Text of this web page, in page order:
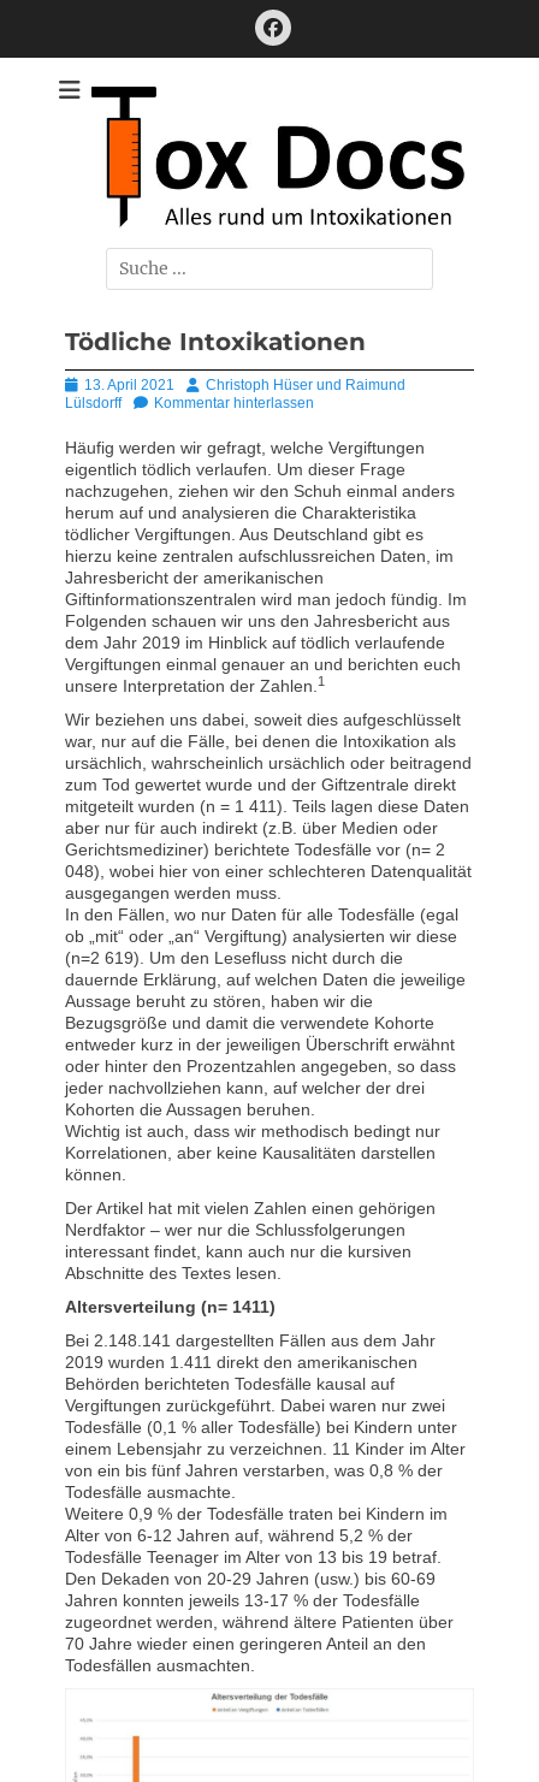
Facebook
Alles rund um Intoxikationen
Suchen
nach:
Tödliche Intoxikationen
Posted
on
13. April 2021 AutorChristoph Hüser und Raimund
Lülsdorff
Kommentar hinterlassen
Häufig werden wir gefragt, welche Vergiftungen
eigentlich tödlich verlaufen. Um dieser Frage
nachzugehen, ziehen wir den Schuh einmal anders
herum auf und analysieren die Charakteristika
tödlicher Vergiftungen. Aus Deutschland gibt es
hierzu keine zentralen aufschlussreichen Daten, im
Jahresbericht der amerikanischen
Giftinformationszentralen wird man jedoch fündig. Im
Folgenden schauen wir uns den Jahresbericht aus
dem Jahr 2019 im Hinblick auf tödlich verlaufende
Vergiftungen einmal genauer an und berichten euch
unsere Interpretation der Zahlen.1
Wir beziehen uns dabei, soweit dies aufgeschlüsselt
war, nur auf die Fälle, bei denen die Intoxikation als
ursächlich, wahrscheinlich ursächlich oder beitragend
zum Tod gewertet wurde und der Giftzentrale direkt
mitgeteilt wurden (n = 1 411). Teils lagen diese Daten
aber nur für auch indirekt (z.B. über Medien oder
Gerichtsmediziner) berichtete Todesfälle vor (n= 2
048), wobei hier von einer schlechteren Datenqualität
ausgegangen werden muss.
In den Fällen, wo nur Daten für alle Todesfälle (egal
ob „mit“ oder „an“ Vergiftung) analysierten wir diese
(n=2 619). Um den Lesefluss nicht durch die
dauernde Erklärung, auf welchen Daten die jeweilige
Aussage beruht zu stören, haben wir die
Bezugsgröße und damit die verwendete Kohorte
entweder kurz in der jeweiligen Überschrift erwähnt
oder hinter den Prozentzahlen angegeben, so dass
jeder nachvollziehen kann, auf welcher der drei
Kohorten die Aussagen beruhen.
Wichtig ist auch, dass wir methodisch bedingt nur
Korrelationen, aber keine Kausalitäten darstellen
können.
Der Artikel hat mit vielen Zahlen einen gehörigen
Nerdfaktor – wer nur die Schlussfolgerungen
interessant findet, kann auch nur die kursiven
Abschnitte des Textes lesen.
Altersverteilung (n= 1411)
Bei 2.148.141 dargestellten Fällen aus dem Jahr
2019 wurden 1.411 direkt den amerikanischen
Behörden berichteten Todesfälle kausal auf
Vergiftungen zurückgeführt. Dabei waren nur zwei
Todesfälle (0,1 % aller Todesfälle) bei Kindern unter
einem Lebensjahr zu verzeichnen. 11 Kinder im Alter
von ein bis fünf Jahren verstarben, was 0,8 % der
Todesfälle ausmachte.
Weitere 0,9 % der Todesfälle traten bei Kindern im
Alter von 6-12 Jahren auf, während 5,2 % der
Todesfälle Teenager im Alter von 13 bis 19 betraf.
Den Dekaden von 20-29 Jahren (usw.) bis 60-69
Jahren konnten jeweils 13-17 % der Todesfälle
zugeordnet werden, während ältere Patienten über
70 Jahre wieder einen geringeren Anteil an den
Todesfällen ausmachten.